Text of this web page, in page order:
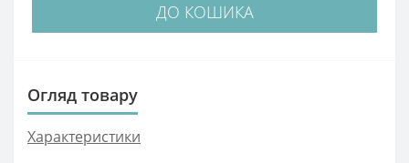
ДО КОШИКА
Огляд товару
Характеристики